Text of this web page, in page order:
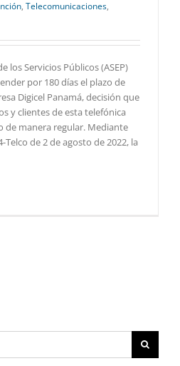
, Telecomunicaciones,
los Servicios Públicos (ASEP)
por 180 días el plazo de
Digicel Panamá, decisión que
y clientes de esta telefónica
de manera regular. Mediante
Telco de 2 de agosto de 2022, la